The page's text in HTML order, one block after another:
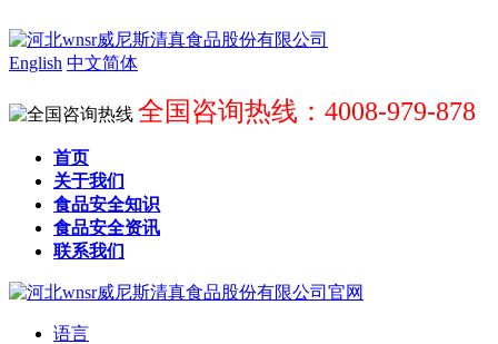
English 中文简体
全国咨询热线：4008-979-878
首页
关于我们
食品安全知识
食品安全资讯
联系我们
语言